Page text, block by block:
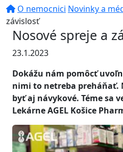
O nemocnici Novinky a
závislosť
Nosové spreje a
23.1.2023
Dokážu nám pomôcť
nimi to netreba preháňať.
byť aj návykové. Téme sa
Lekárne AGEL Košice